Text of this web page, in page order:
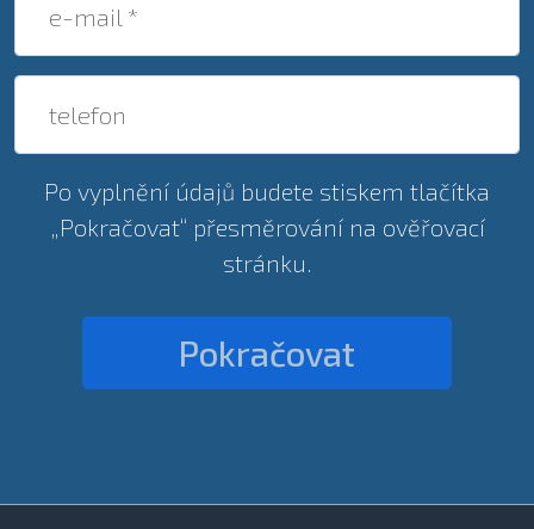
e-mail *
telefon
Po vyplnění údajů budete stiskem tlačítka
„Pokračovat“ přesměrování na ověřovací
stránku.
Pokračovat